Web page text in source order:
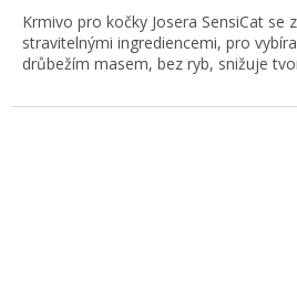
Krmivo pro kočky Josera SensiCat se
stravitelnými ingrediencemi, pro
drůbežím masem, bez ryb, snižuje